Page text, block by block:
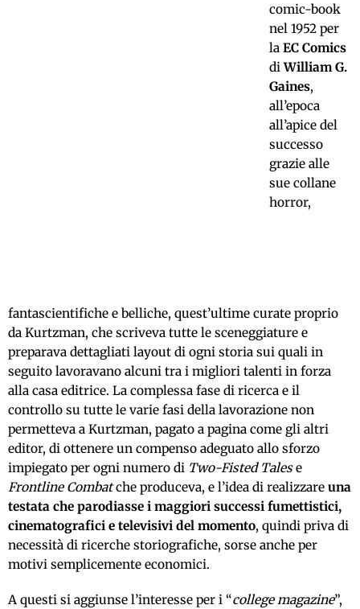
comic-book
nel 1952 per
la EC Comics
diWilliam G.
Gaines,
all’epoca
all’apice del
successo
grazie alle
sue collane
horror,
fantascientifiche e belliche, quest’ultime curate proprio
da Kurtzman, che scriveva tutte le sceneggiature e
preparava dettagliati layout di ogni storia sui quali in
seguito lavoravano alcuni tra i migliori talenti in forza
alla casa editrice. La complessa fase di ricerca e il
controllo su tutte le varie fasi della lavorazione non
permetteva a Kurtzman, pagato a pagina come gli altri
editor, di ottenere un compenso adeguato allo sforzo
impiegato per ogni numero di Two-Fisted Talese
Frontline Combatche produceva, e l’idea di realizzare una
testata che parodiasse i maggiori successi fumettistici,
cinematografici e televisivi del momento, quindi priva di
necessità di ricerche storiografiche, sorse anche per
motivi semplicemente economici.
A questi si aggiunse l’interesse per i “college magazine”,